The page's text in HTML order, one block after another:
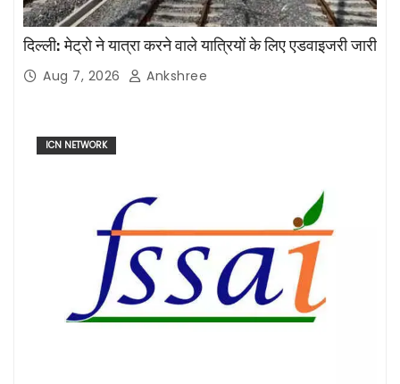
दिल्ली: मेट्रो ने यात्रा करने वाले यात्रियों के लिए एडवाइजरी जारी
Aug 7, 2026 Ankshree
ICN NETWORK